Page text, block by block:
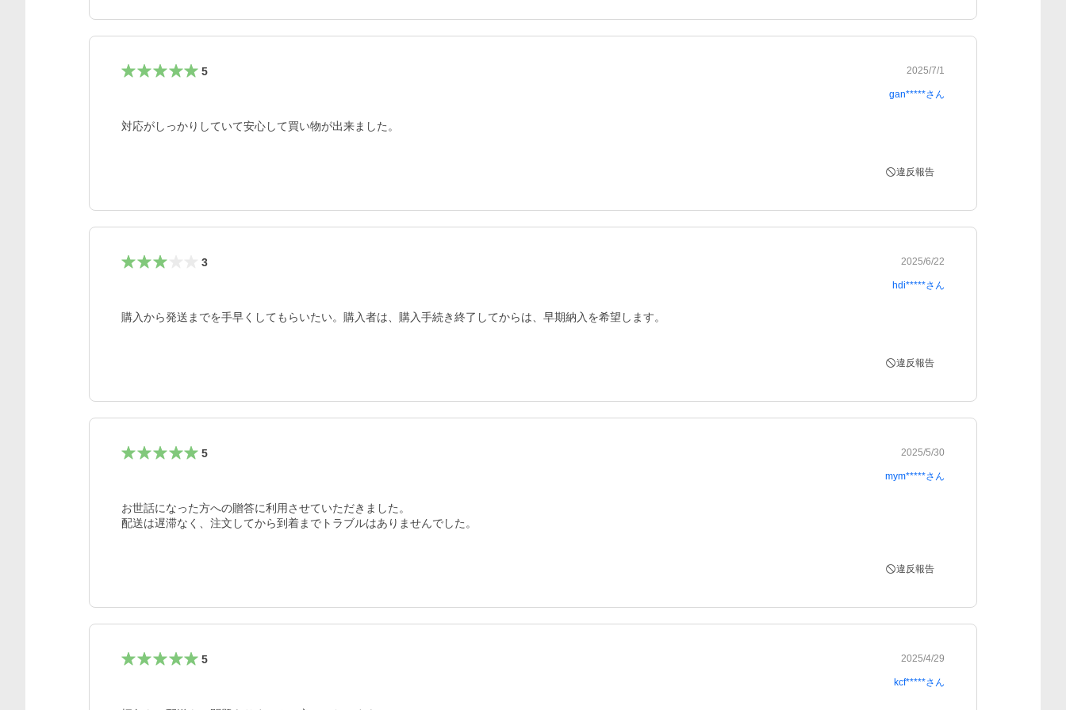
5 2025/7/1
gan*****さん
対応がしっかりしていて安心して買い物が出来ました。
違反報告
3 2025/6/22
hdi*****さん
購入から発送までを手早くしてもらいたい。購入者は、購入手続き終了してからは、早期納入を希望します。
違反報告
5 2025/5/30
mym*****さん
お世話になった方への贈答に利用させていただきました。
違反報告
5 2025/4/29
kcf*****さん